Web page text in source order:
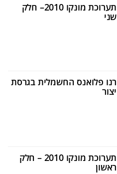
תערוכת מונקו 2010– חלק
שני
רנו פלואנס החשמלית בגרסת
יצור
תערוכת מונקו 2010 – חלק
ראשון